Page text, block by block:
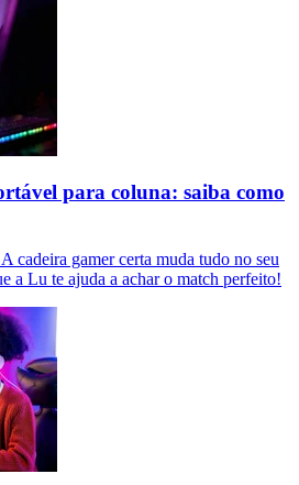
para coluna: saiba como
cadeira gamer certa muda tudo no seu
a Lu te ajuda a achar o match perfeito!